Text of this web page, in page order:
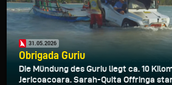
31.05.2026
Obrigada Guriu
Die Mündung des Guriu liegt ca. 10
Jericoacoara. Sarah-Quita Offringa